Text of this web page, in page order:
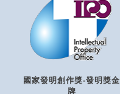
國家發明創作獎-發明獎金
牌